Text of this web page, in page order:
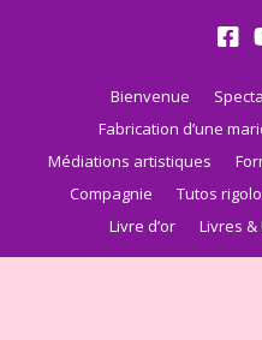
Bienvenue
Fabrication d’une
Médiations artistiques
Compagnie
Tutos
Livre d’or
Livres